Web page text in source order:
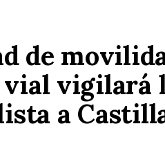
de
vial vigilará
a